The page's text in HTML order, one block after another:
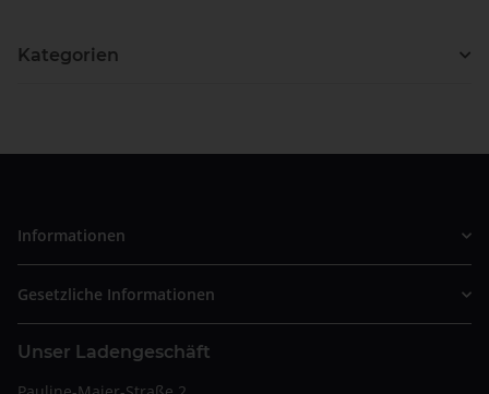
Kategorien
Informationen
Gesetzliche Informationen
Unser Ladengeschäft